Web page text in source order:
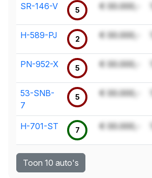
SR-146-V 5 € 00.000,-
H-589-PJ 2 € 00.000,-
PN-952-X 5 € 00.000,-
53-SNB-
7
5 € 00.000,-
H-701-ST 7 € 00.000,-
Toon 10 auto's